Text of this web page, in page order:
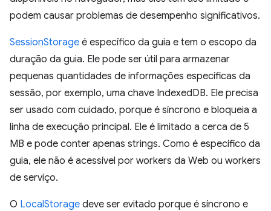
podem causar problemas de desempenho significativos.
SessionStorage é específico da guia e tem o escopo da
duração da guia. Ele pode ser útil para armazenar
pequenas quantidades de informações específicas da
sessão, por exemplo, uma chave IndexedDB. Ele precisa
ser usado com cuidado, porque é síncrono e bloqueia a
linha de execução principal. Ele é limitado a cerca de 5
MB e pode conter apenas strings. Como é específico da
guia, ele não é acessível por workers da Web ou workers
de serviço.
O LocalStorage deve ser evitado porque é síncrono e